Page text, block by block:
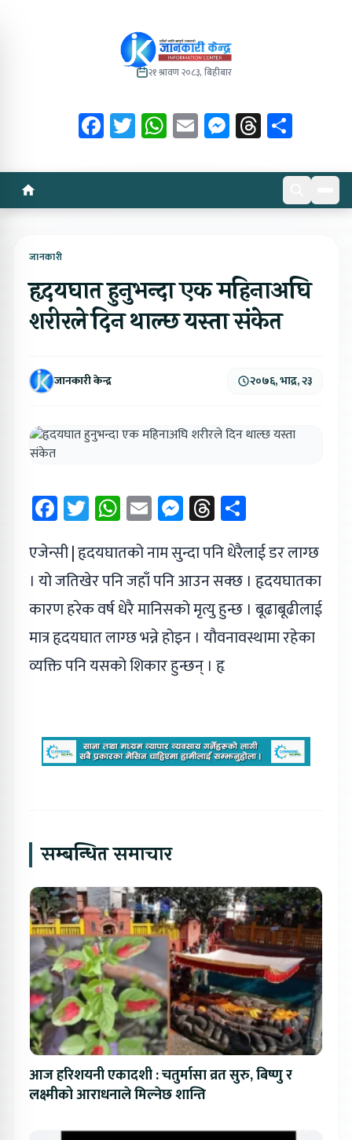
२१ श्रावण २०८३, बिहीबार
Facebook
Twitter
WhatsApp
EmailMessenger
Threads
जानकारी
हृदयघात हुनुभन्दा एक महिनाअघि
शरीरले दिन थाल्छ यस्ता संकेत
जानकारी केन्द्र २०७६, भाद्र, २३
Facebook
Twitter
WhatsApp
EmailMessenger
Threads
एजेन्सी | हृदयघातको नाम सुन्दा पनि धेरैलाई डर लाग्छ
। यो जतिखेर पनि जहाँ पनि आउन सक्छ । हृदयघातका
कारण हरेक वर्ष धेरै मानिसको मृत्यु हुन्छ । बूढाबूढीलाई
मात्र हृदयघात लाग्छ भन्ने होइन । यौवनावस्थामा रहेका
व्यक्ति पनि यसको शिकार हुन्छन् । हृ
सम्बन्धित समाचार
आज हरिशयनी एकादशी : चतुर्मासा व्रत सुरु, बिष्णु र
लक्ष्मीको आराधनाले मिल्नेछ शान्ति